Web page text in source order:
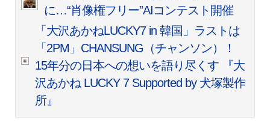
に…“肖像権フリー”AIコンテスト開催
「大沢あかねLUCKY7 in 韓国」ラストは
「2PM」CHANSUNG（チャンソン）！
15年分の日本への想いを語り尽くす 『大
沢あかね LUCKY 7 Supported by 犬塚製作
所』